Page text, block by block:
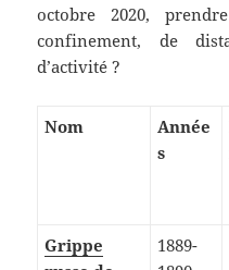
octobre 2020,
confinement, de
d’activité ?
Nom
Année
s
Grippe
1889-